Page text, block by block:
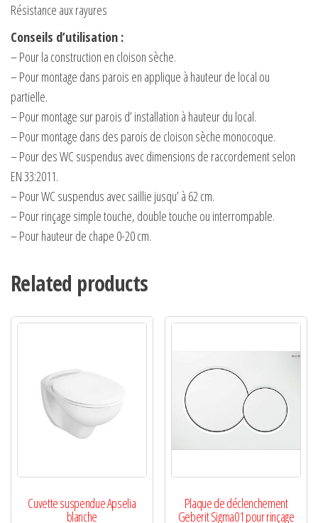
Résistance aux rayures
Conseils d’utilisation :
– Pour la construction en cloison sèche.
– Pour montage dans parois en applique à hauteur de local ou
partielle.
– Pour montage sur parois d’ installation à hauteur du local.
– Pour montage dans des parois de cloison sèche monocoque.
– Pour des WC suspendus avec dimensions de raccordement selon
EN 33:2011.
– Pour WC suspendus avec saillie jusqu’ à 62 cm.
– Pour rinçage simple touche, double touche ou interrompable.
– Pour hauteur de chape 0-20 cm.
Related products
Cuvette suspendue Apselia
blanche
Plaque de déclenchement
Geberit Sigma01 pour rinçage